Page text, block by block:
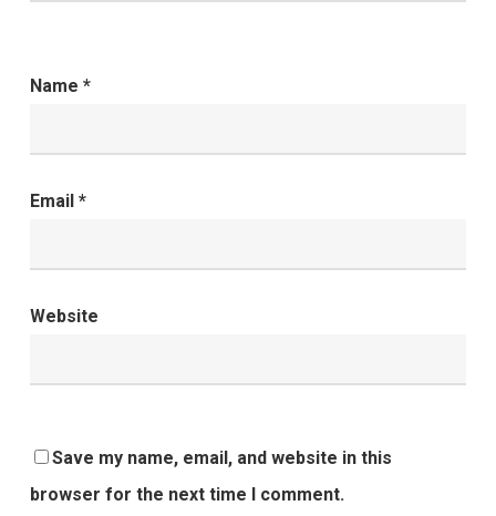
Name *
Email *
Website
Save my name, email, and website in this
browser for the next time I comment.